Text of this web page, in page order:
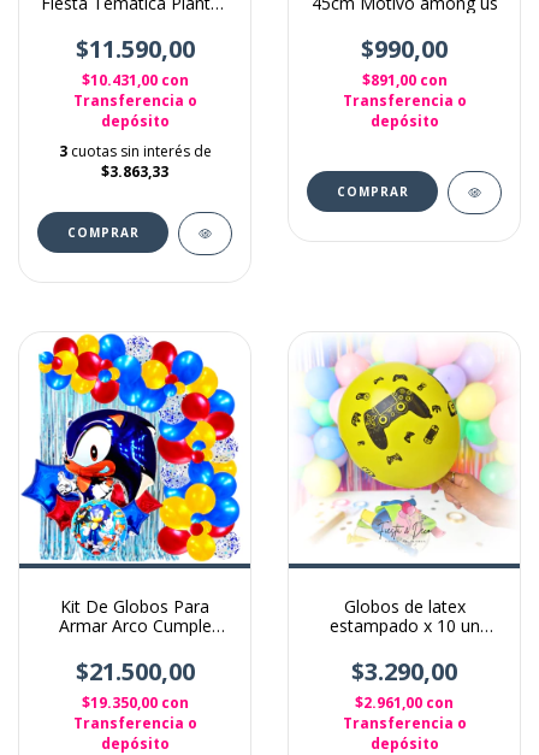
$11.590,00
$10.431,00 con
Transferencia o
depósito
3 cuotas sin interés de
$3.863,33
$990,00
$891,00 con
Transferencia o
depósito
Kit De Globos Para
Armar Arco Cumple
Sonic
$21.500,00
$19.350,00 con
Transferencia o
depósito
Globos de latex
estampado x 10 un
$3.290,00
$2.961,00 con
Transferencia o
depósito